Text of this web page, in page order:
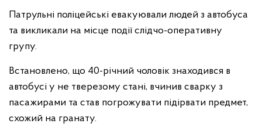
Патрульні поліцейські евакуювали людей з автобуса
та викликали на місце події слідчо-оперативну
групу.
Встановлено, що 40-річний чоловік знаходився в
автобусі у не тверезому стані, вчинив сварку з
пасажирами та став погрожувати підірвати предмет,
схожий на гранату.